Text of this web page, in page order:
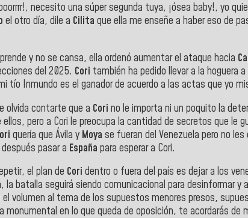
necesito una súper segunda tuya, ¡ósea baby!, yo
el otro día, dile a Cilita que ella me enseñe a haber eso de
y no se cansa, ella ordenó aumentar el ataque hacia
del 2025. Cori también ha pedido llevar a la hoguera
tío Inmundo es el ganador de acuerdo a las actas que yo
olvida contarte que a Cori no le importa ni un poquito la
pero a Cori le preocupa la cantidad de secretos que le
quería que Ávila y Moya se fueran del Venezuela pero no
pasar a España para esperar a Cori.
el plan de Cori dentro o fuera del país es dejar a los
batalla seguirá siendo comunicacional para desinformar y
el volumen al tema de los supuestos menores presos,
monumental en lo que queda de oposición, te acordarás de